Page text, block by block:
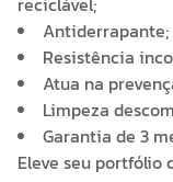
Antiderrapante;
Resistência
Atua na
Limpeza
Garantia de 3
Eleve seu portfólio